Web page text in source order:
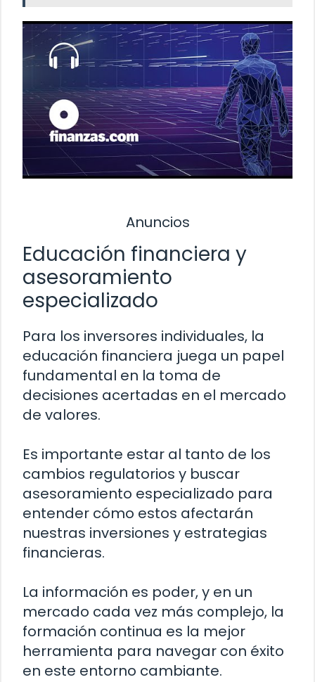
Anuncios
Educación financiera y
asesoramiento
especializado
Para los inversores individuales, la
educación financiera juega un papel
fundamental en la toma de
decisiones acertadas en el mercado
de valores.
Es importante estar al tanto de los
cambios regulatorios y buscar
asesoramiento especializado para
entender cómo estos afectarán
nuestras inversiones y estrategias
financieras.
La información es poder, y en un
mercado cada vez más complejo, la
formación continua es la mejor
herramienta para navegar con éxito
en este entorno cambiante.